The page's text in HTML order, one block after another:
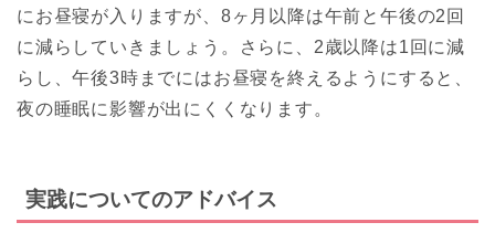
にお昼寝が入りますが、8ヶ月以降は午前と午後の2回
に減らしていきましょう。さらに、2歳以降は1回に減
らし、午後3時までにはお昼寝を終えるようにすると、
夜の睡眠に影響が出にくくなります。
実践についてのアドバイス